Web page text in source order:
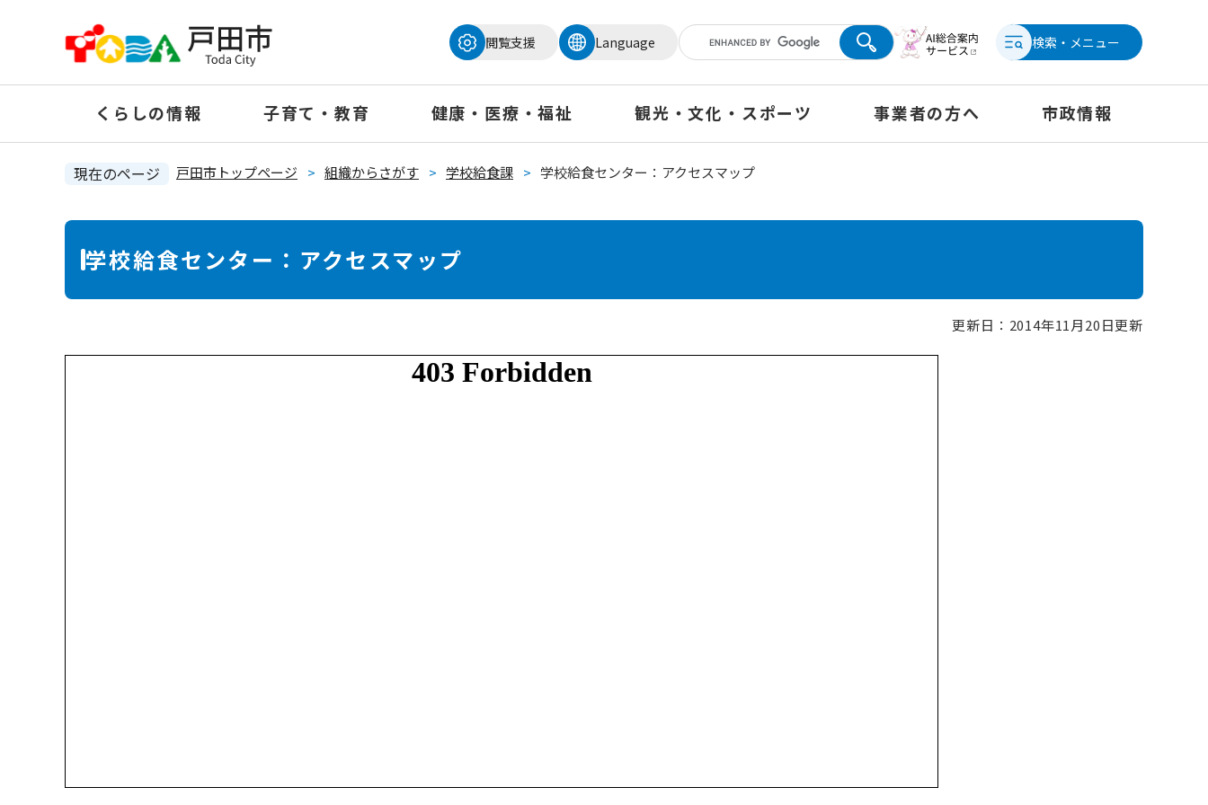
の
頭
閲覧支援
Language 検索・メニュー
くらしの情報 子育て・教育 健康・医療・福祉 観光・文化・スポーツ 事業者の方へ 市政情報
現在のページ 戸田市トップページ > 組織からさがす > 学校給食課 > 学校給食センター：アクセスマップ
本
学校給食センター：アクセスマップ
更新日：2014年11月20日更新